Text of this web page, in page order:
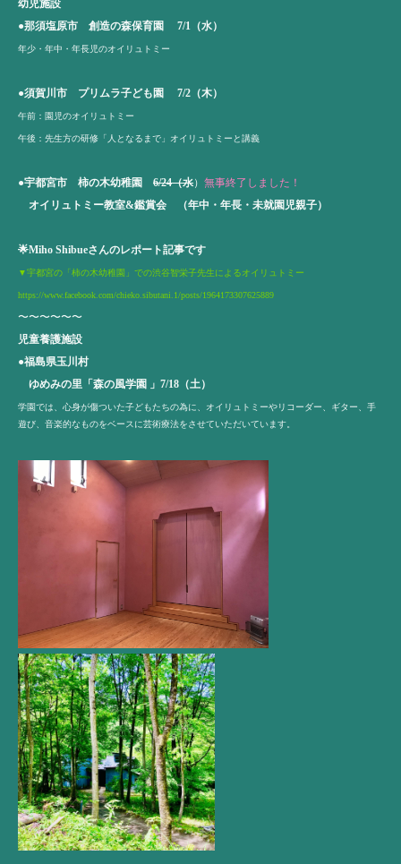
幼児施設
●那須塩原市 創造の森保育園 7/1（水）
年少・年中・年長児のオイリュトミー
●須賀川市 プリムラ子ども園 7/2（木）
午前：園児のオイリュトミー
午後：先生方の研修「人となるまで」オイリュトミーと講義
●宇都宮市 柿の木幼稚園 6/24（水） 無事終了しました！
オイリュトミー教室&鑑賞会 （年中・年長・未就園児親子）
🌟Miho Shibueさんのレポート記事です
▼宇都宮の「柿の木幼稚園」での渋谷智栄子先生によるオイリュトミー
https://www.facebook.com/chieko.sibutani.1/posts/1964173307625889
〜〜〜〜〜〜
児童養護施設
●福島県玉川村
ゆめみの里「森の風学園 」7/18（土）
学園では、心身が傷ついた子どもたちの為に、オイリュトミーやリコーダー、ギター、手
遊び、音楽的なものをベースに芸術療法をさせていただいています。